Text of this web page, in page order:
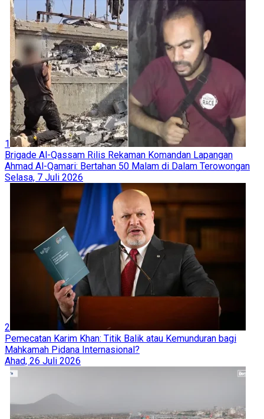
1
Brigade Al-Qassam Rilis Rekaman Komandan Lapangan
Ahmad Al-Qamari: Bertahan 50 Malam di Dalam Terowongan
Selasa, 7 Juli 2026
2
Pemecatan Karim Khan: Titik Balik atau Kemunduran bagi
Mahkamah Pidana Internasional?
Ahad, 26 Juli 2026